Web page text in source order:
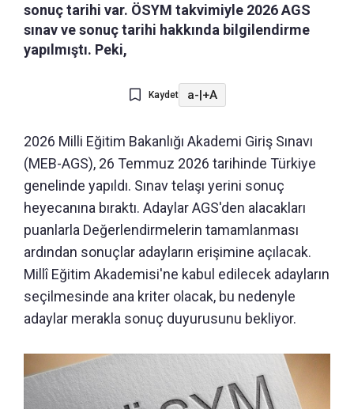
sonuç tarihi var. ÖSYM takvimiyle 2026 AGS
sınav ve sonuç tarihi hakkında bilgilendirme
yapılmıştı. Peki,
Kaydet a-|+A
2026 Milli Eğitim Bakanlığı Akademi Giriş Sınavı
(MEB-AGS), 26 Temmuz 2026 tarihinde Türkiye
genelinde yapıldı. Sınav telaşı yerini sonuç
heyecanına bıraktı. Adaylar AGS'den alacakları
puanlarla Değerlendirmelerin tamamlanması
ardından sonuçlar adayların erişimine açılacak.
Millî Eğitim Akademisi'ne kabul edilecek adayların
seçilmesinde ana kriter olacak, bu nedenyle
adaylar merakla sonuç duyurusunu bekliyor.